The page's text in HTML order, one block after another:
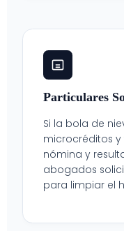
Particulares
Si la bola de
microcréditos
nómina y
abogados
para limpiar el